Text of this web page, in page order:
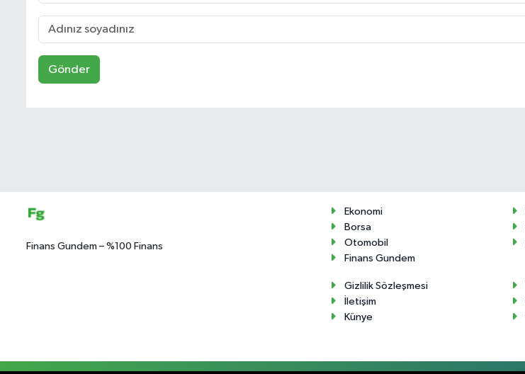
Gönder
Finans Gundem – %100 Finans
Ekonomi
Borsa
Otomobil
Finans Gundem
Gizlilik Sözleşmesi
İletişim
Künye